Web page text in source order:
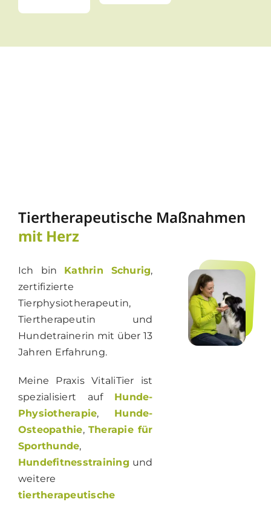
Tiertherapeutische Maßnahmen
mit Herz
Ich bin Kathrin Schurig,
zertifizierte
Tierphysiotherapeutin,
Tiertherapeutin und
Hundetrainerin mit über 13
Jahren Erfahrung.
Meine Praxis VitaliTier ist
spezialisiert auf Hunde-
Physiotherapie, Hunde-
Osteopathie, Therapie für
Sporthunde,
Hundefitnesstraining und
weitere
tiertherapeutische